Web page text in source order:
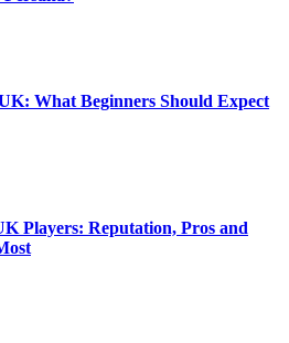
What Beginners Should Expect
Players: Reputation, Pros and